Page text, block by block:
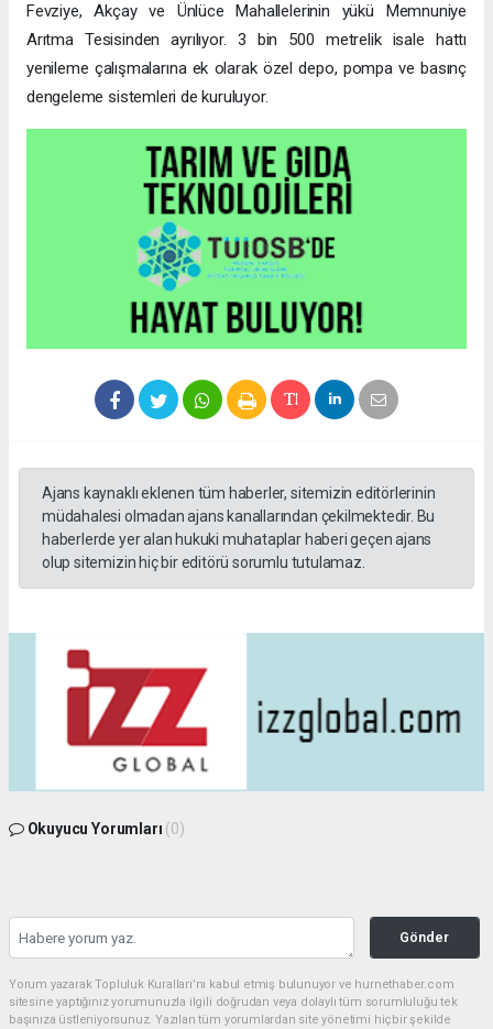
Fevziye, Akçay ve Ünlüce Mahallelerinin yükü Memnuniye
Arıtma Tesisinden ayrılıyor. 3 bin 500 metrelik isale hattı
yenileme çalışmalarına ek olarak özel depo, pompa ve basınç
dengeleme sistemleri de kuruluyor.
Ajans kaynaklı eklenen tüm haberler, sitemizin editörlerinin
müdahalesi olmadan ajans kanallarından çekilmektedir. Bu
haberlerde yer alan hukuki muhataplar haberi geçen ajans
olup sitemizin hiç bir editörü sorumlu tutulamaz.
Okuyucu Yorumları (0)
Gönder
Yorum yazarak Topluluk Kuralları’nı kabul etmiş bulunuyor ve hurnethaber.com
sitesine yaptığınız yorumunuzla ilgili doğrudan veya dolaylı tüm sorumluluğu tek
başınıza üstleniyorsunuz. Yazılan tüm yorumlardan site yönetimi hiçbir şekilde